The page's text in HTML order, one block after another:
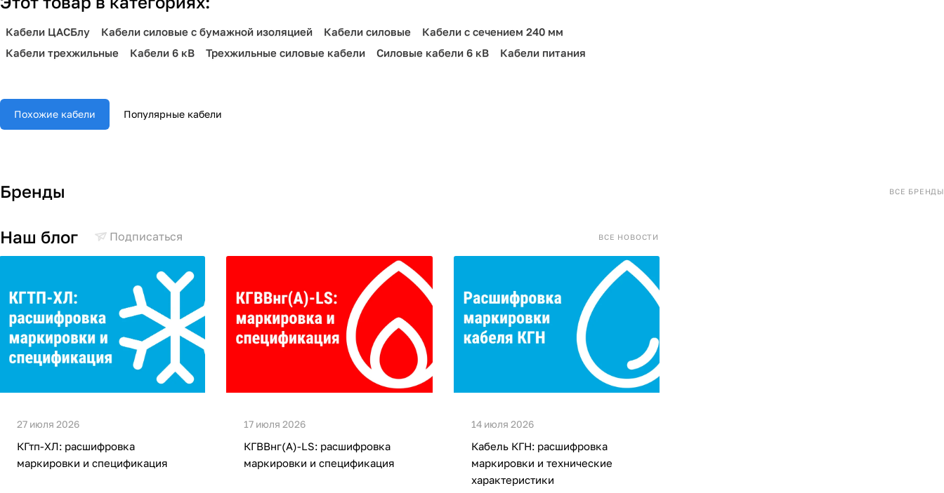
Кабели ЦАСБлу Кабели силовые с бумажной изоляцией Кабели силовые
Кабели с сечением 240 мм
Кабели трехжильные
Кабели 6 кВ Трехжильные силовые кабели Силовые кабели 6 кВ Кабели питания
Похожие кабели Популярные кабели
Бренды ВСЕ БРЕНДЫ
Наш блог Подписаться ВСЕ НОВОСТИ
27 июля 2026
КГтп-ХЛ: расшифровка
маркировки и спецификация
17 июля 2026
КГВВнг(А)-LS: расшифровка
маркировки и спецификация
14 июля 2026
Кабель КГН: расшифровка
маркировки и технические
характеристики